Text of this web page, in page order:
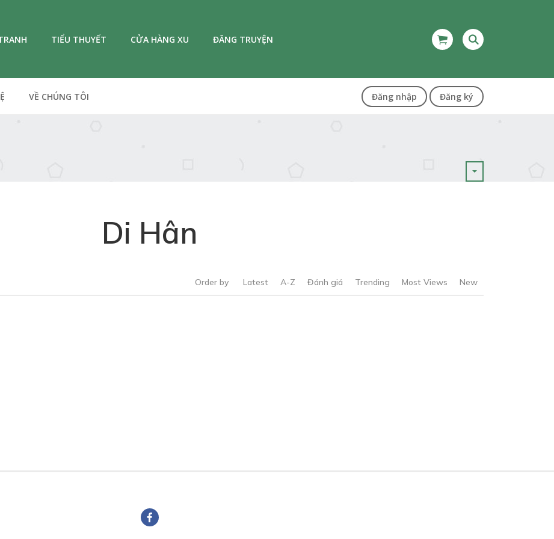
TIỂU THUYẾT CỬA HÀNG XU ĐĂNG TRUYỆN
VỀ CHÚNG TÔI Đăng nhập Đăng ký
Di Hân
Order by Latest A-Z Đánh giá Trending Most Views New